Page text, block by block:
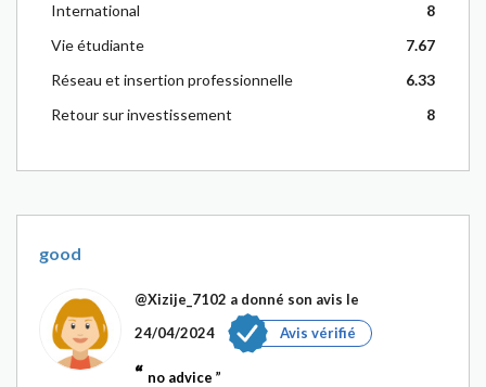
International
8
Vie étudiante
7.67
Réseau et insertion professionnelle
6.33
Retour sur investissement
8
good
@Xizije_7102 a donné son avis le
24/04/2024
Avis vérifié
no advice